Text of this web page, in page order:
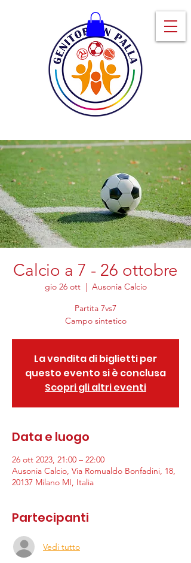
Calcio a 7 - 26 ottobre
gio 26 ott
  |
Ausonia Calcio
Partita 7vs7
Campo sintetico
La vendita di biglietti per
questo evento si è conclusa
Scopri gli altri eventi
Data e luogo
26 ott 2023, 21:00 – 22:00
Ausonia Calcio, Via Romualdo Bonfadini, 18,
20137 Milano MI, Italia
Partecipanti
Vedi tutto